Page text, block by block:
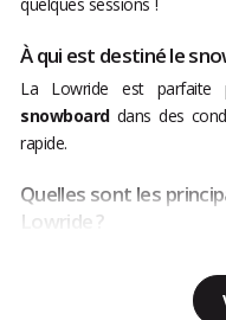
quelques sessions !
À qui est destiné le
La Lowride est parfaite
snowboarddans des
rapide.
Quelles sont les
Lowride ?